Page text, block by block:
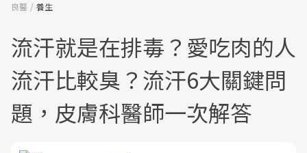
良醫 養生
流汗就是在排毒？愛吃肉的人
流汗比較臭？流汗6大關鍵問
題，皮膚科醫師一次解答